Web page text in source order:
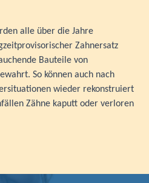
alle über die Jahre
Zahnersatz
Bauteile von
So können auch nach
wieder rekonstruiert
Zähne kaputt oder verloren